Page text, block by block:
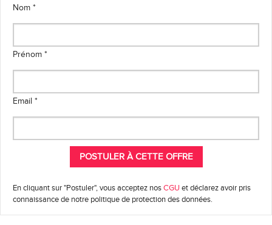
Nom *
Prénom *
Email *
En cliquant sur "Postuler", vous acceptez nosCGU et déclarez avoir pris
connaissance de notre politique de protection des données.